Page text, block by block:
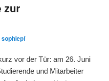
zur
sophiepf
vor der Tür: am 26. Juni
und Mitarbeiter